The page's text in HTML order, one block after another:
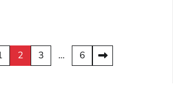
2 3 … 6